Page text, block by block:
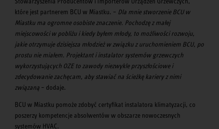
które jest partnerem BCU w Miastku. – Dla mnie stworzenie BCU w
Miastku ma ogromne osobiste znaczenie. Pochodzę z małej
miejscowości w pobliżu i kiedy byłem młody, to możliwości rozwoju,
jakie otrzymuje dzisiejsza młodzież w związku z uruchomieniem BCU, po
prostu nie miałem. Projektant i instalator systemów grzewczych
wykorzystujących OZE to zawody niezwykle przyszłościowe i
zdecydowanie zachęcam, aby stawiać na ścieżkę kariery z nimi
związaną – dodaje.
BCU w Miastku pomoże zdobyć certyfikat instalatora klimatyzacji, co
poszerzy kompetencje absolwentów w obszarze nowoczesnych
systemów HVAC.